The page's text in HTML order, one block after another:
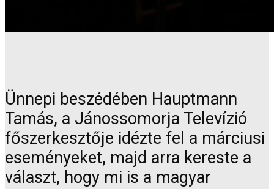
Ünnepi beszédében Hauptmann
Tamás, a Jánossomorja Televízió
főszerkesztője idézte fel a márciusi
eseményeket, majd arra kereste a
választ, hogy mi is a magyar